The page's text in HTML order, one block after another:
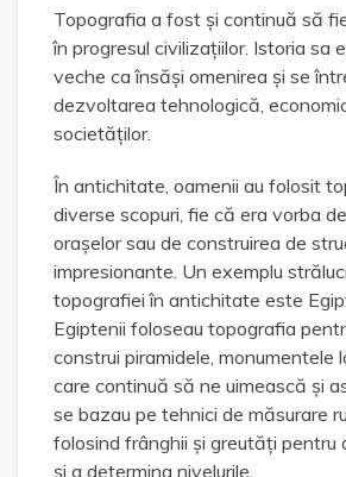
Topografia a fost și continuă să
în progresul civilizațiilor. Istoria sa
veche ca însăși omenirea și se
dezvoltarea tehnologică,
societăților.
În antichitate, oamenii au folosit
diverse scopuri, fie că era vorba
orașelor sau de construirea de
impresionante. Un exemplu
topografiei în antichitate este
Egiptenii foloseau topografia
construi piramidele, monumentele
care continuă să ne uimească și
se bazau pe tehnici de măsurare
folosind frânghii și greutăți pentru
și a determina nivelurile.